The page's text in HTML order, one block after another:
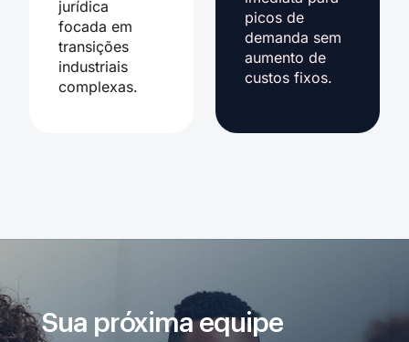
jurídica
focada em
transições
industriais
complexas.
picos de
demanda sem
aumento de
custos fixos.
Sua próxima equipe